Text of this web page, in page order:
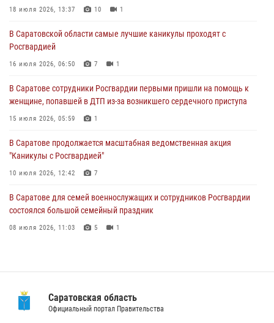
женщине, попавшей в ДТП из-за возникшего сердечного приступа
В Саратове продолжается масштабная ведомственная акция
"Каникулы с Росгвардией"
В Саратовской области при содействии спецназа Росгвардии
задержан подозреваемый в незаконном обороте наркотиков
В Саратове для семей военнослужащих и сотрудников Росгвардии
состоялся большой семейный праздник
18 июля 2026, 13:37 10 1
В Саратовской области самые лучшие каникулы проходят с
Росгвардией
16 июля 2026, 06:50 7 1
В Саратове сотрудники Росгвардии первыми пришли на помощь к
женщине, попавшей в ДТП из-за возникшего сердечного приступа
15 июля 2026, 05:59 1
В Саратове продолжается масштабная ведомственная акция
"Каникулы с Росгвардией"
10 июля 2026, 12:42 7
В Саратове для семей военнослужащих и сотрудников Росгвардии
состоялся большой семейный праздник
08 июля 2026, 11:03 5 1
В Саратовской области сотрудники Росгвардии помогли вернуться
Саратовская область
Официальный портал Правительства